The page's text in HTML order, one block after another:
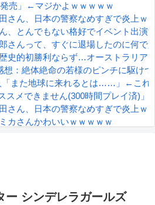
売」←マジかよｗｗｗｗｗ
さん、日本の警察なめすぎで炎上ｗ
、とんでもない格好でイベント出演
さんって、すぐに退場したのに何で
史的初勝利ならず…オーストラリア
想：絶体絶命の若様のピンチに駆け
「また地球に来れるとは……」←これ
スメできません(300時間プレイ済)
さん、日本の警察なめすぎで炎上ｗ
カさんかわいいｗｗｗｗｗ
いところってｗｗｗｗｗ
漫譚- 京都動乱 第33話の感想
生まれるなら何処がいいか問題！
ー シンデレラガールズ